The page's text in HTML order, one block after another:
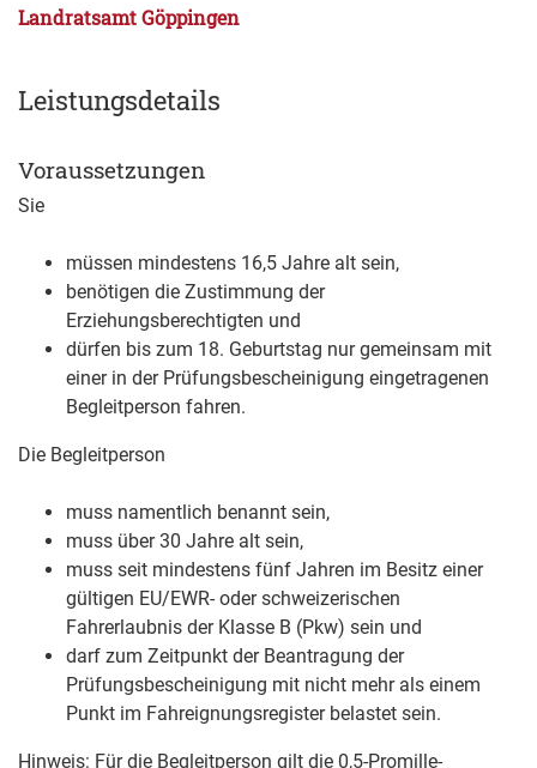
Landratsamt Göppingen
Leistungsdetails
Voraussetzungen
Sie
müssen mindestens 16,5 Jahre alt sein,
benötigen die Zustimmung der
Erziehungsberechtigten und
dürfen bis zum 18. Geburtstag nur gemeinsam mit
einer in der Prüfungsbescheinigung eingetragenen
Begleitperson fahren.
Die Begleitperson
muss namentlich benannt sein,
muss über 30 Jahre alt sein,
muss seit mindestens fünf Jahren im Besitz einer
gültigen EU/EWR- oder schweizerischen
Fahrerlaubnis der Klasse B (Pkw) sein und
darf zum Zeitpunkt der Beantragung der
Prüfungsbescheinigung mit nicht mehr als einem
Punkt im Fahreignungsregister belastet sein.
Hinweis: Für die Begleitperson gilt die 0,5-Promille-